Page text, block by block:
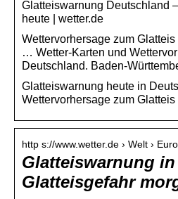
Glatteiswarnung Deutschland
heute | wetter.de
Wettervorhersage zum
… Wetter-Karten und
Deutschland. Baden-
Glatteiswarnung heute in
Wettervorhersage zum
http s://www.wetter.de › Welt ›
Glatteiswarnung
Glatteisgefahr